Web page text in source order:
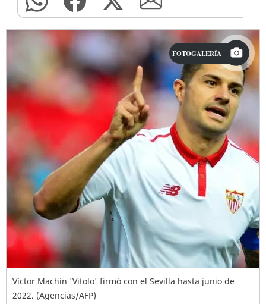
FOTOGALERÍA
Víctor Machín 'Vitolo' firmó con el Sevilla hasta junio de
2022. (Agencias/AFP)